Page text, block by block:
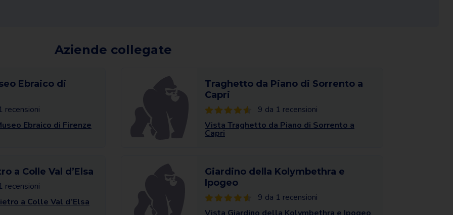
Aziende collegate
Ebraico di
recensioni
Ebraico di Firenze
Traghetto da Piano di Sorrento a
Capri
9 da 1 recensioni
Vista Traghetto da Piano di Sorrento a
Capri
a Colle Val d’Elsa
recensioni
a Colle Val d’Elsa
Giardino della Kolymbethra e
Ipogeo
9 da 1 recensioni